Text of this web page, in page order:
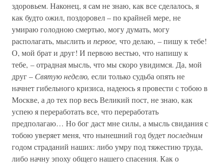
здоровьем. Наконец, я сам не знаю, как все сделалось, я
как будто ожил, поздоровел – по крайней мере, не
умираю голодною смертью, могу думать, могу
располагать, мыслить и первое, что делаю, – пишу к тебе!
О, мой брат и друг! И первою вестью, что напишу к
тебе, – отрадная мысль, что мы скоро увидимся. Да, мой
друг – Святую неделю, если только судьба опять не
начнет гибельного кризиса, надеюсь я провести с тобою в
Москве, а до тех пор весь Великий пост, не знаю, как
успею я переработать все, что переработать
предполагаю… Но бог даст мне силы, а мысль свидания с
тобою уверяет меня, что нынешний год будетпоследним
годом страданий наших: либо умру под тяжестию труда,
либо начну эпоху общего нашего спасения. Как о